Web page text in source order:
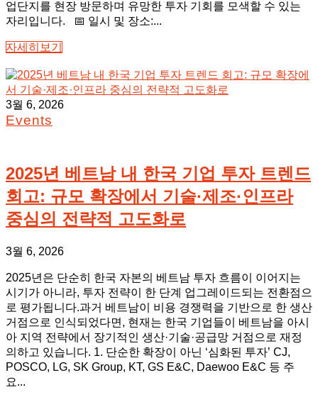
업단지를 현장 방문하며 유망한 투자 기회를 모색할 수 있는
자리입니다. 📅 일시 및 장소:...
자세히보기
3월 6, 2026
Events
2025년 베트남 내 한국 기업 투자 트렌드
회고: 규모 확장에서 기술·제조·인프라
중심의 전략적 고도화로
3월 6, 2026
2025년은 단순히 한국 자본의 베트남 투자 흐름이 이어지는
시기가 아니라, 투자 전략이 한 단계 업그레이드되는 전환점으
로 평가됩니다.과거 베트남이 비용 경쟁력을 기반으로 한 생산
거점으로 인식되었다면, 현재는 한국 기업들이 베트남을 아시
아 지역 전략에서 장기적인 생산·기술·공급망 거점으로 재정
의하고 있습니다. 1. 단순한 확장이 아닌 ‘심화된 투자’ CJ,
POSCO, LG, SK Group, KT, GS E&C, Daewoo E&C 등 주
요...